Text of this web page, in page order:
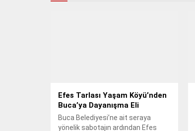
Efes Tarlası Yaşam Köyü’nden
Buca’ya Dayanışma Eli
Buca Belediyesi’ne ait seraya
yönelik sabotajın ardından Efes